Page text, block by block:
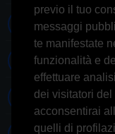
previo il tuo
messaggi
te manifestate
funzionalità e
effettuare
dei visitatori del
acconsentirai
quelli di
Whatsapp
Informazioni
Informazioni